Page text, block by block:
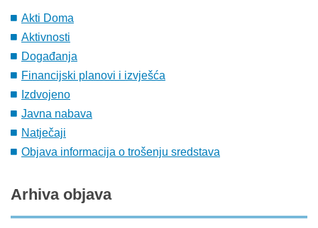
Akti Doma
Aktivnosti
Događanja
Financijski planovi i izvješća
Izdvojeno
Javna nabava
Natječaji
Objava informacija o trošenju sredstava
Arhiva objava